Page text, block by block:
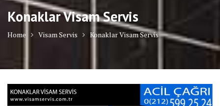
Konaklar Visam Servis
Home Visam Servis Konaklar Visam Servis